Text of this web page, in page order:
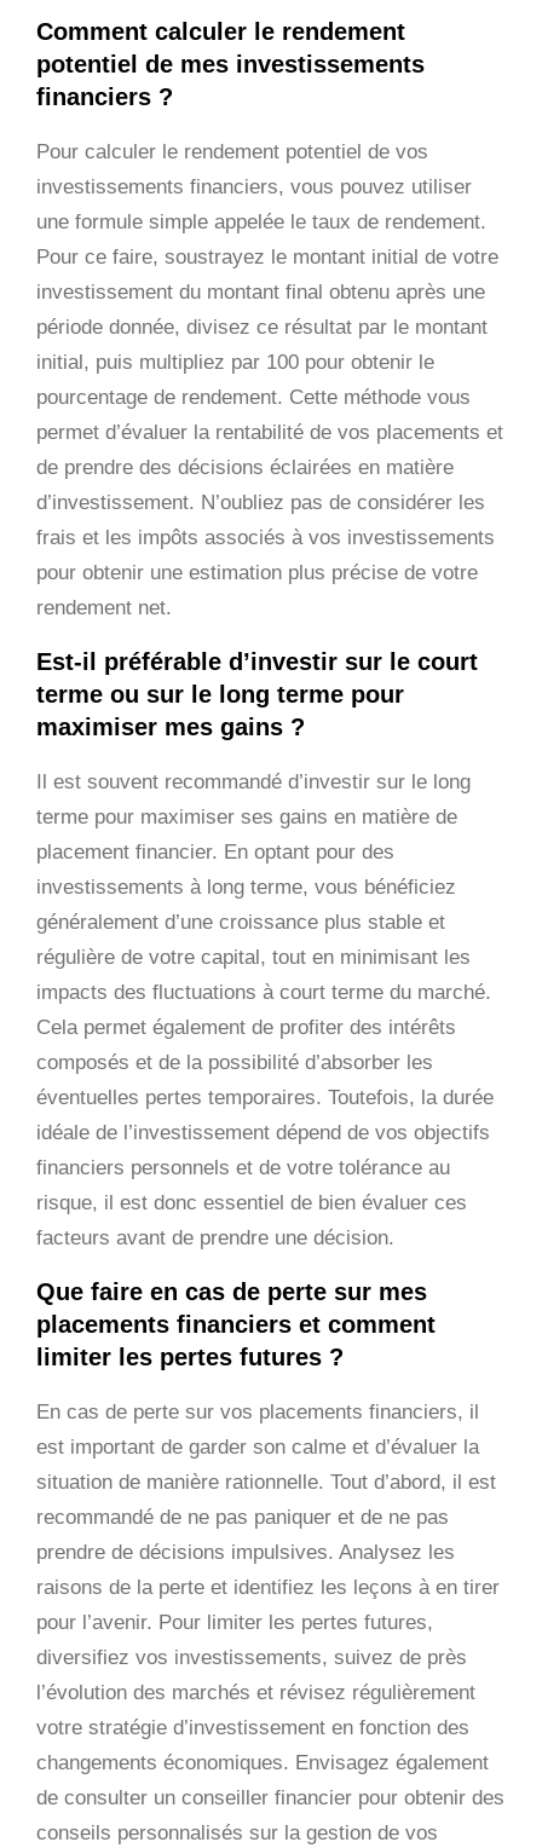
Comment calculer le rendement
potentiel de mes investissements
financiers ?
Pour calculer le rendement potentiel de vos
investissements financiers, vous pouvez utiliser
une formule simple appelée le taux de rendement.
Pour ce faire, soustrayez le montant initial de votre
investissement du montant final obtenu après une
période donnée, divisez ce résultat par le montant
initial, puis multipliez par 100 pour obtenir le
pourcentage de rendement. Cette méthode vous
permet d’évaluer la rentabilité de vos placements et
de prendre des décisions éclairées en matière
d’investissement. N’oubliez pas de considérer les
frais et les impôts associés à vos investissements
pour obtenir une estimation plus précise de votre
rendement net.
Est-il préférable d’investir sur le court
terme ou sur le long terme pour
maximiser mes gains ?
Il est souvent recommandé d’investir sur le long
terme pour maximiser ses gains en matière de
placement financier. En optant pour des
investissements à long terme, vous bénéficiez
généralement d’une croissance plus stable et
régulière de votre capital, tout en minimisant les
impacts des fluctuations à court terme du marché.
Cela permet également de profiter des intérêts
composés et de la possibilité d’absorber les
éventuelles pertes temporaires. Toutefois, la durée
idéale de l’investissement dépend de vos objectifs
financiers personnels et de votre tolérance au
risque, il est donc essentiel de bien évaluer ces
facteurs avant de prendre une décision.
Que faire en cas de perte sur mes
placements financiers et comment
limiter les pertes futures ?
En cas de perte sur vos placements financiers, il
est important de garder son calme et d’évaluer la
situation de manière rationnelle. Tout d’abord, il est
recommandé de ne pas paniquer et de ne pas
prendre de décisions impulsives. Analysez les
raisons de la perte et identifiez les leçons à en tirer
pour l’avenir. Pour limiter les pertes futures,
diversifiez vos investissements, suivez de près
l’évolution des marchés et révisez régulièrement
votre stratégie d’investissement en fonction des
changements économiques. Envisagez également
de consulter un conseiller financier pour obtenir des
conseils personnalisés sur la gestion de vos